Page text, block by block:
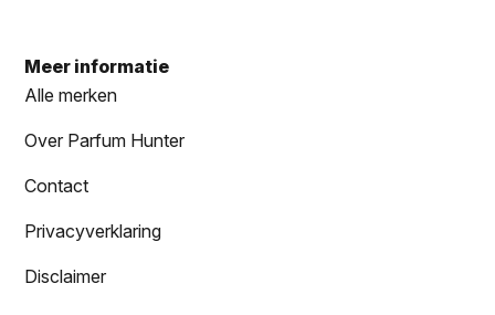
Meer informatie
Alle merken
Over Parfum Hunter
Contact
Privacyverklaring
Disclaimer